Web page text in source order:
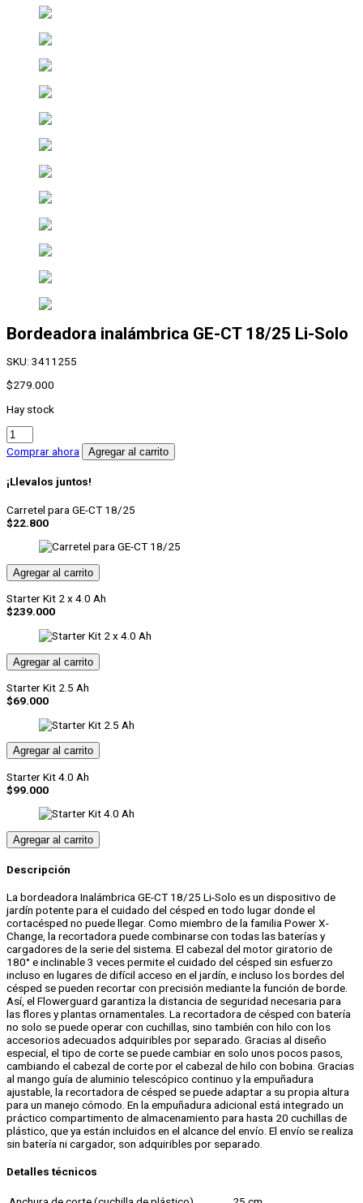
Bordeadora inalámbrica GE-CT 18/25 Li-Solo
SKU: 3411255
$279.000
Hay stock
Bordeadora
inalámbrica
GE-
18/25
Solo
cantidad
Comprar ahora Agregar al carrito
¡Llevalos juntos!
Carretel para GE-CT 18/25
$22.800
Agregar al carrito
Starter Kit 2 x 4.0 Ah
$239.000
Agregar al carrito
Starter Kit 2.5 Ah
$69.000
Agregar al carrito
Starter Kit 4.0 Ah
$99.000
Agregar al carrito
Descripción
La bordeadora Inalámbrica GE-CT 18/25 Li-Solo es un dispositivo de
jardín potente para el cuidado del césped en todo lugar donde el
cortacésped no puede llegar. Como miembro de la familia Power X-
Change, la recortadora puede combinarse con todas las baterías y
cargadores de la serie del sistema. El cabezal del motor giratorio de
180° e inclinable 3 veces permite el cuidado del césped sin esfuerzo
incluso en lugares de difícil acceso en el jardín, e incluso los bordes del
césped se pueden recortar con precisión mediante la función de borde.
Así, el Flowerguard garantiza la distancia de seguridad necesaria para
las flores y plantas ornamentales. La recortadora de césped con batería
no solo se puede operar con cuchillas, sino también con hilo con los
accesorios adecuados adquiribles por separado. Gracias al diseño
especial, el tipo de corte se puede cambiar en solo unos pocos pasos,
cambiando el cabezal de corte por el cabezal de hilo con bobina. Gracias
al mango guía de aluminio telescópico continuo y la empuñadura
ajustable, la recortadora de césped se puede adaptar a su propia altura
para un manejo cómodo. En la empuñadura adicional está integrado un
práctico compartimento de almacenamiento para hasta 20 cuchillas de
plástico, que ya están incluidos en el alcance del envío. El envío se realiza
sin batería ni cargador, son adquiribles por separado.
Detalles técnicos